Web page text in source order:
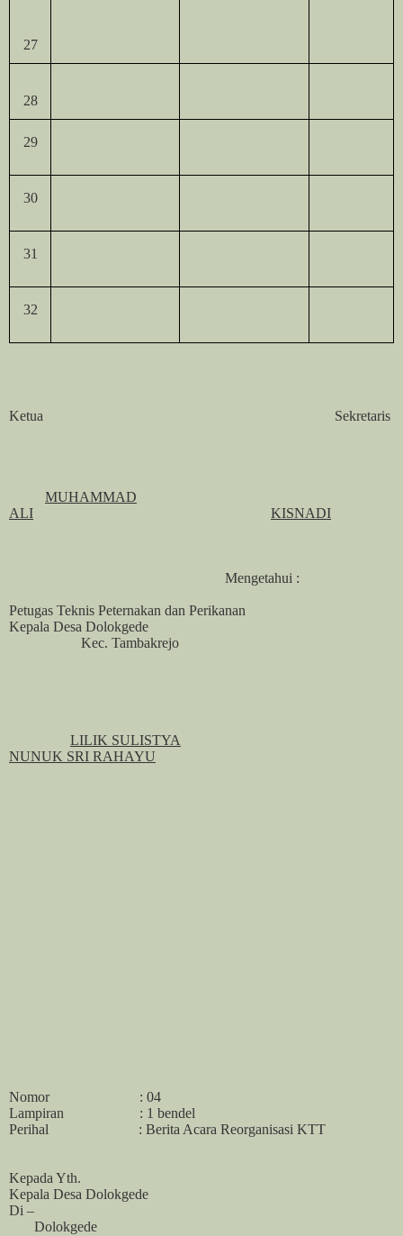
27
28
29
30
31
32
Ketua Sekretaris
MUHAMMAD
ALI
KISNADI
Mengetahui :
Petugas Teknis Peternakan dan Perikanan
Kepala Desa Dolokgede
Kec. Tambakrejo
LILIK SULISTYA
NUNUK SRI RAHAYU
Nomor
: 04
Lampiran
: 1 bendel
Perihal
: Berita Acara Reorganisasi KTT
Kepada Yth.
Kepala Desa Dolokgede
Di –
Dolokgede